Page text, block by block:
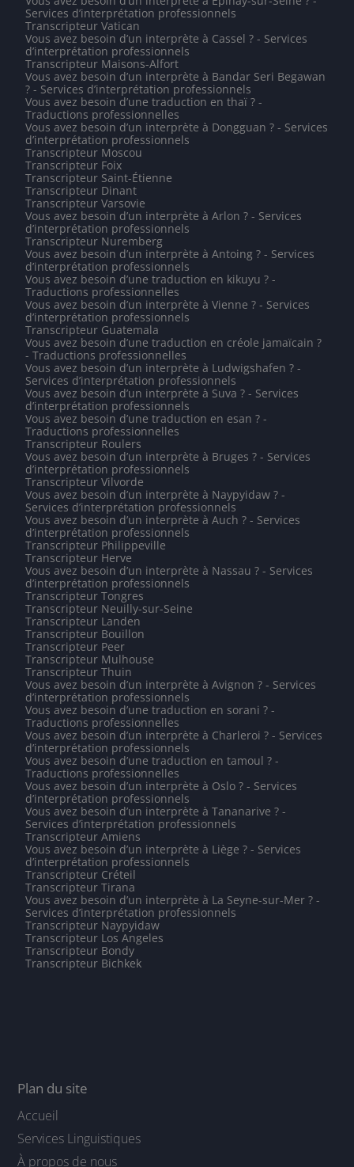
Services d’interprétation professionnels
Transcripteur Vatican
Vous avez besoin d’un interprète à Cassel ? - Services
d’interprétation professionnels
Transcripteur Maisons-Alfort
Vous avez besoin d’un interprète à Bandar Seri Begawan
? - Services d’interprétation professionnels
Vous avez besoin d’une traduction en thaï ? -
Traductions professionnelles
Vous avez besoin d’un interprète à Dongguan ? - Services
d’interprétation professionnels
Transcripteur Moscou
Transcripteur Foix
Transcripteur Saint-Étienne
Transcripteur Dinant
Transcripteur Varsovie
Vous avez besoin d’un interprète à Arlon ? - Services
d’interprétation professionnels
Transcripteur Nuremberg
Vous avez besoin d’un interprète à Antoing ? - Services
d’interprétation professionnels
Vous avez besoin d’une traduction en kikuyu ? -
Traductions professionnelles
Vous avez besoin d’un interprète à Vienne ? - Services
d’interprétation professionnels
Transcripteur Guatemala
Vous avez besoin d’une traduction en créole jamaïcain ?
- Traductions professionnelles
Vous avez besoin d’un interprète à Ludwigshafen ? -
Services d’interprétation professionnels
Vous avez besoin d’un interprète à Suva ? - Services
d’interprétation professionnels
Vous avez besoin d’une traduction en esan ? -
Traductions professionnelles
Transcripteur Roulers
Vous avez besoin d’un interprète à Bruges ? - Services
d’interprétation professionnels
Transcripteur Vilvorde
Vous avez besoin d’un interprète à Naypyidaw ? -
Services d’interprétation professionnels
Vous avez besoin d’un interprète à Auch ? - Services
d’interprétation professionnels
Transcripteur Philippeville
Transcripteur Herve
Vous avez besoin d’un interprète à Nassau ? - Services
d’interprétation professionnels
Transcripteur Tongres
Transcripteur Neuilly-sur-Seine
Transcripteur Landen
Transcripteur Bouillon
Transcripteur Peer
Transcripteur Mulhouse
Transcripteur Thuin
Vous avez besoin d’un interprète à Avignon ? - Services
d’interprétation professionnels
Vous avez besoin d’une traduction en sorani ? -
Traductions professionnelles
Vous avez besoin d’un interprète à Charleroi ? - Services
d’interprétation professionnels
Vous avez besoin d’une traduction en tamoul ? -
Traductions professionnelles
Vous avez besoin d’un interprète à Oslo ? - Services
d’interprétation professionnels
Vous avez besoin d’un interprète à Tananarive ? -
Services d’interprétation professionnels
Transcripteur Amiens
Vous avez besoin d’un interprète à Liège ? - Services
d’interprétation professionnels
Transcripteur Créteil
Transcripteur Tirana
Vous avez besoin d’un interprète à La Seyne-sur-Mer ? -
Services d’interprétation professionnels
Transcripteur Naypyidaw
Transcripteur Los Angeles
Transcripteur Bondy
Transcripteur Bichkek
Plan du site
Accueil
Services Linguistiques
À propos de nous